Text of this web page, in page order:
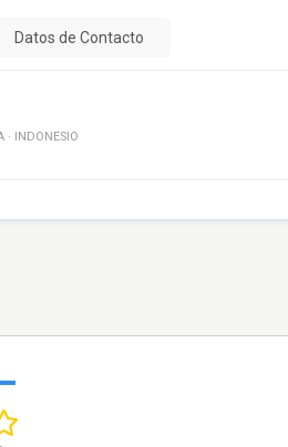
Datos de Contacto
· INDONESIO